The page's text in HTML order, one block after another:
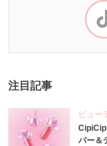
注目記事
ビュー
パー＆